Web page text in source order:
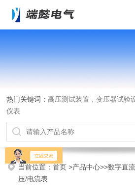
热门关键词： 高压测试装置，变压器试验
仪表
当前位置：首页>产品中心>>数字直
压/电流表